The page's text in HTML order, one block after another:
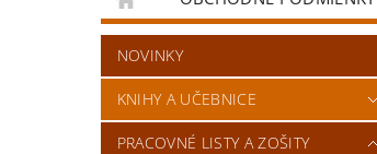
NOVINKY
KNIHY A UČEBNICE
PRACOVNÉ LISTY A ZOŠITY